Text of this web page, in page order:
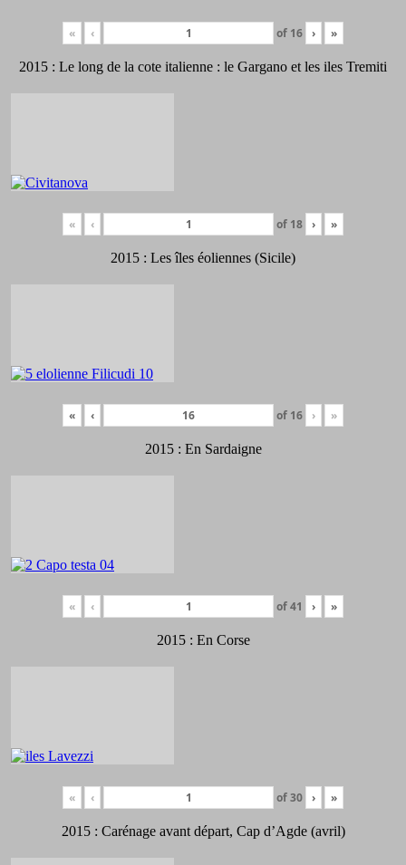
« ‹ of 16 › »
2015 : Le long de la cote italienne : le Gargano et les iles Tremiti
« ‹ of 18 › »
2015 : Les îles éoliennes (Sicile)
« ‹ of 16 › »
2015 : En Sardaigne
« ‹ of41 › »
2015 : En Corse
« ‹ of30 › »
2015 : Carénage avant départ, Cap d’Agde (avril)